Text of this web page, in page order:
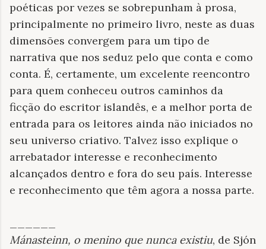
poéticas por vezes se sobrepunham à prosa,
principalmente no primeiro livro, neste as duas
dimensões convergem para um tipo de
narrativa que nos seduz pelo que conta e como
conta. É, certamente, um excelente reencontro
para quem conheceu outros caminhos da
ficção do escritor islandês, e a melhor porta de
entrada para os leitores ainda não iniciados no
seu universo criativo. Talvez isso explique o
arrebatador interesse e reconhecimento
alcançados dentro e fora do seu país. Interesse
e reconhecimento que têm agora a nossa parte.
Mánasteinn, o menino que nunca existiu, de Sjón